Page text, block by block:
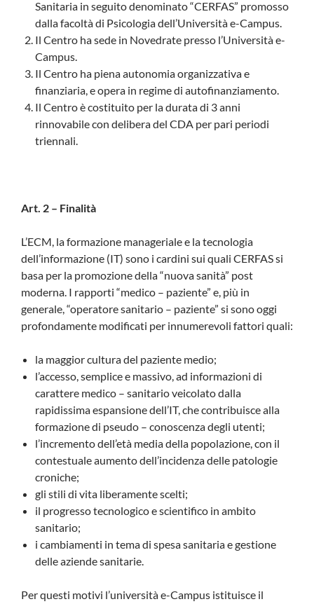
Sanitaria in seguito denominato “CERFAS” promosso
dalla facoltà di Psicologia dell’Università e-Campus.
Il Centro ha sede in Novedrate presso l’Università e-
Campus.
Il Centro ha piena autonomia organizzativa e
finanziaria, e opera in regime di autofinanziamento.
Il Centro è costituito per la durata di 3 anni
rinnovabile con delibera del CDA per pari periodi
triennali.
Art. 2 – Finalità
L’ECM, la formazione manageriale e la tecnologia
dell’informazione (IT) sono i cardini sui quali CERFAS si
basa per la promozione della “nuova sanità” post
moderna. I rapporti “medico – paziente” e, più in
generale, “operatore sanitario – paziente” si sono oggi
profondamente modificati per innumerevoli fattori quali:
la maggior cultura del paziente medio;
l’accesso, semplice e massivo, ad informazioni di
carattere medico – sanitario veicolato dalla
rapidissima espansione dell’IT, che contribuisce alla
formazione di pseudo – conoscenza degli utenti;
l’incremento dell’età media della popolazione, con il
contestuale aumento dell’incidenza delle patologie
croniche;
gli stili di vita liberamente scelti;
il progresso tecnologico e scientifico in ambito
sanitario;
i cambiamenti in tema di spesa sanitaria e gestione
delle aziende sanitarie.
Per questi motivi l’università e-Campus istituisce il